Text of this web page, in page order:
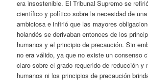
era insostenible. El Tribunal Supremo se
científico y político sobre la necesidad de
ambiciosa e infirió que las mayores
holandés se derivaban entonces de los
humanos y el principio de precaución. Sin
no era válido, ya que no existe un consenso
claro sobre el grado requerido de reducción y
humanos ni los principios de precaución